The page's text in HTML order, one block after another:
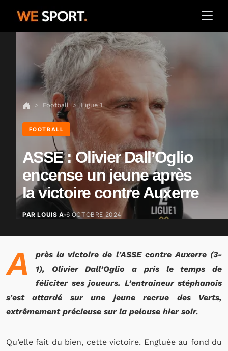
Football Ligue 1
FOOTBALL
ASSE : Olivier Dall’Oglio
encense un jeune après
la victoire contre Auxerre
PAR LOUIS A 6 OCTOBRE 2024
A
près la victoire de l’ASSE contre Auxerre (3-
1), Olivier Dall’Oglio a pris le temps de
féliciter ses joueurs. L’entraineur stéphanois
s’est attardé sur une jeune recrue des Verts,
extrêmement précieuse sur la pelouse hier soir.
Qu’elle fait du bien, cette victoire. Engluée au fond du